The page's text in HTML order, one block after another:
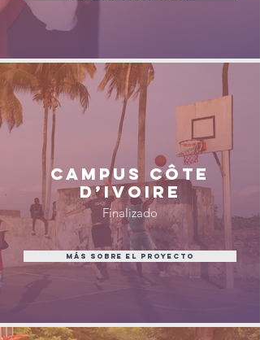
CAMPUS CÔTE
D’IVOIRE
Finalizado
MÁS SOBRE EL PROYECTO